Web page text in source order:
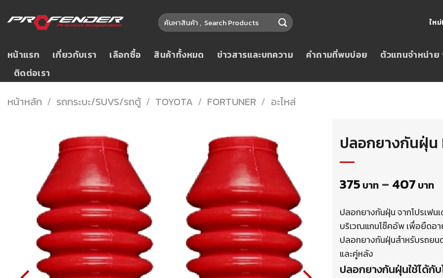
to
ค้นหา: ให
หน้าแรก เกี่ยวกับเรา เลือกซื้อ สินค้าทั้งหมด ข่าวสารและบทความ คำถามที่พบบ่อย
ตัวแทนจำหน่าย
ติดต่อเรา
หน้าหลัก / รถกระบะ/SUVS/รถตู้ / TOYOTA / FORTUNER / อะไหล่
ปลอกยางกันฝุ่น
375 บาท – 407 บาท
ปลอกยางกันฝุ่น จากโปรเฟน
บริเวณแกนโช๊คอัพ เพื่อยืดอา
ปลอกยางกันฝุ่นสำหรับรถยน
และคู่หลัง
ปลอกยางกันฝุ่นใช้ได้กั